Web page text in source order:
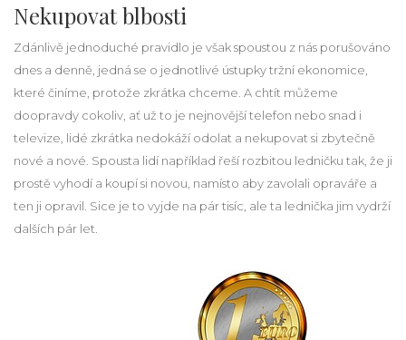
Nekupovat blbosti
Zdánlivě jednoduché pravidlo je však spoustou z nás porušováno
dnes a denně, jedná se o jednotlivé ústupky tržní ekonomice,
které činíme, protože zkrátka chceme. A chtít můžeme
doopravdy cokoliv, ať už to je nejnovější telefon nebo snad i
televize, lidé zkrátka nedokáží odolat a nekupovat si zbytečně
nové a nové. Spousta lidí například řeší rozbitou ledničku tak, že ji
prostě vyhodí a koupí si novou, namísto aby zavolali opraváře a
ten ji opravil. Sice je to vyjde na pár tisíc, ale ta lednička jim vydrží
dalších pár let.